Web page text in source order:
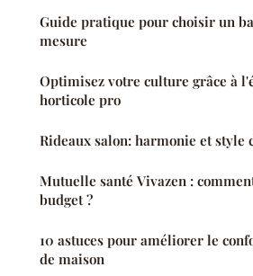
Guide pratique pour choisir un
mesure
Optimisez votre culture grâce à
horticole pro
Rideaux salon: harmonie et style
Mutuelle santé Vivazen :
budget ?
10 astuces pour améliorer le
de maison